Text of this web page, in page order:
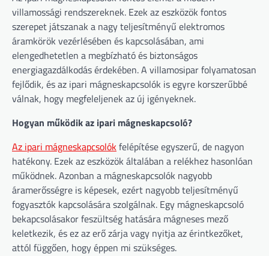
villamossági rendszereknek. Ezek az eszközök fontos
szerepet játszanak a nagy teljesítményű elektromos
áramkörök vezérlésében és kapcsolásában, ami
elengedhetetlen a megbízható és biztonságos
energiagazdálkodás érdekében. A villamosipar folyamatosan
fejlődik, és az ipari mágneskapcsolók is egyre korszerűbbé
válnak, hogy megfeleljenek az új igényeknek.
Hogyan működik az ipari mágneskapcsoló?
Az ipari mágneskapcsolókfelépítése egyszerű, de nagyon
hatékony. Ezek az eszközök általában a relékhez hasonlóan
működnek. Azonban a mágneskapcsolók nagyobb
áramerősségre is képesek, ezért nagyobb teljesítményű
fogyasztók kapcsolására szolgálnak. Egy mágneskapcsoló
bekapcsolásakor feszültség hatására mágneses mező
keletkezik, és ez az erő zárja vagy nyitja az érintkezőket,
attól függően, hogy éppen mi szükséges.